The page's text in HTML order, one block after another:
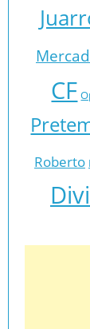
CF
Roberto